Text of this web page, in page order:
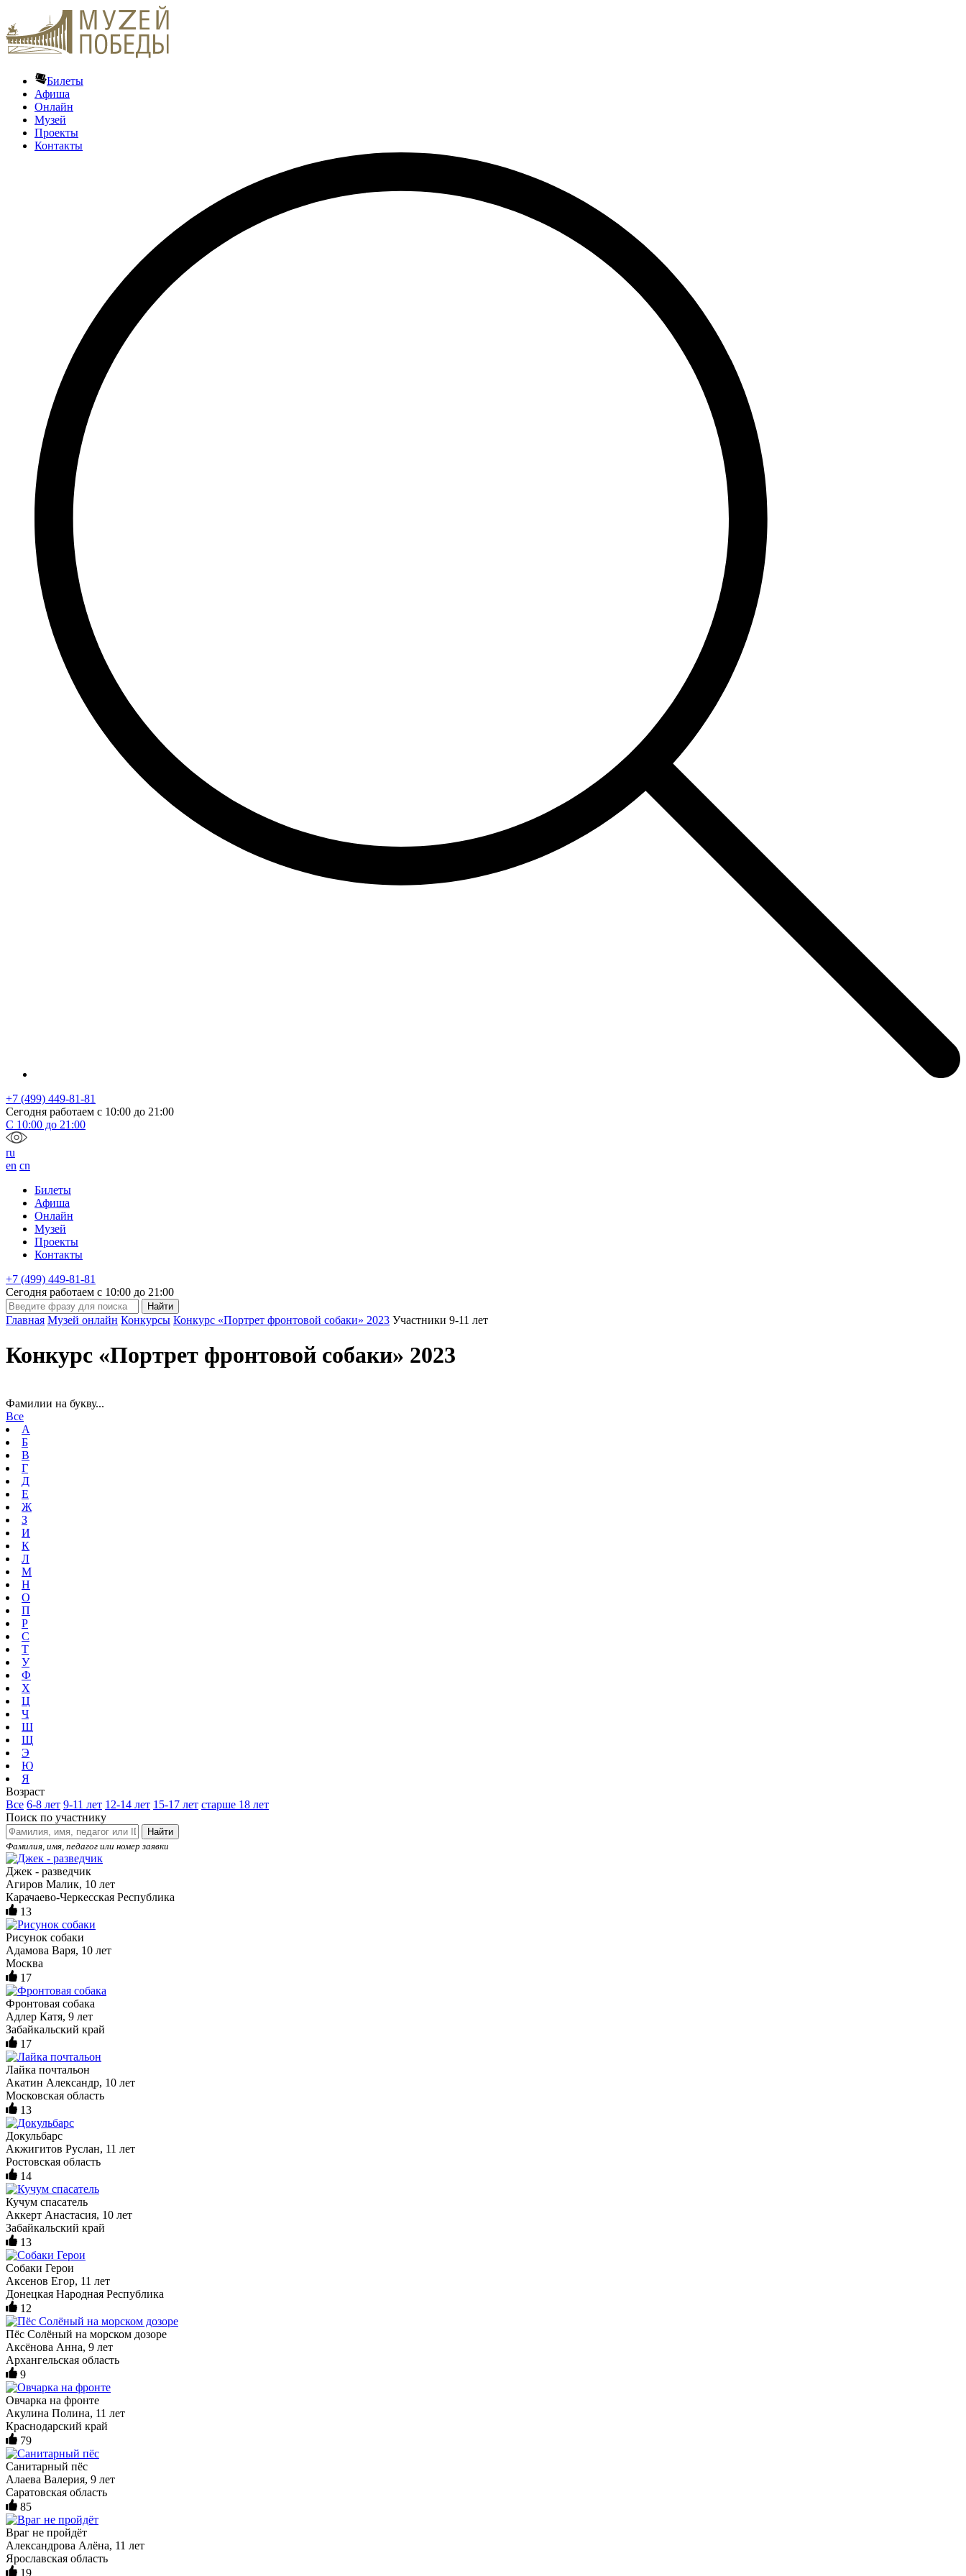
Билеты
Афиша
Онлайн
Музей
Проекты
Контакты
+7 (499) 449-81-81
Сегодня работаем с 10:00 до 21:00
С 10:00 до 21:00
ru
en cn
Билеты
Афиша
Онлайн
Музей
Проекты
Контакты
+7 (499) 449-81-81
Сегодня работаем с 10:00 до 21:00
Главная Музей онлайн Конкурсы Конкурс «Портрет фронтовой собаки» 2023 Участники 9-11 лет
Конкурс «Портрет фронтовой собаки» 2023
Фамилии на букву...
Все
А
Б
В
Г
Д
Е
Ж
З
И
К
Л
М
Н
О
П
Р
С
Т
У
Ф
Х
Ц
Ч
Ш
Щ
Э
Ю
Я
Возраст
Все 6-8 лет 9-11 лет 12-14 лет 15-17 лет старше 18 лет
Поиск по участнику
Найти
Фамилия, имя, педагог или номер заявки
Джек - разведчик
Агиров Малик, 10 лет
Карачаево-Черкесская Республика
13
Рисунок собаки
Адамова Варя, 10 лет
Москва
17
Фронтовая собака
Адлер Катя, 9 лет
Забайкальский край
17
Лайка почтальон
Акатин Александр, 10 лет
Московская область
13
Докульбарс
Акжигитов Руслан, 11 лет
Ростовская область
14
Кучум спасатель
Аккерт Анастасия, 10 лет
Забайкальский край
13
Собаки Герои
Аксенов Егор, 11 лет
Донецкая Народная Республика
12
Пёс Солёный на морском дозоре
Аксёнова Анна, 9 лет
Архангельская область
9
Овчарка на фронте
Акулина Полина, 11 лет
Краснодарский край
79
Санитарный пёс
Алаева Валерия, 9 лет
Саратовская область
85
Враг не пройдёт
Александрова Алёна, 11 лет
Ярославская область
19